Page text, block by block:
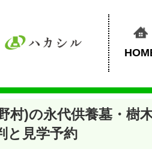
村)の永代供養墓・樹
と見学予約